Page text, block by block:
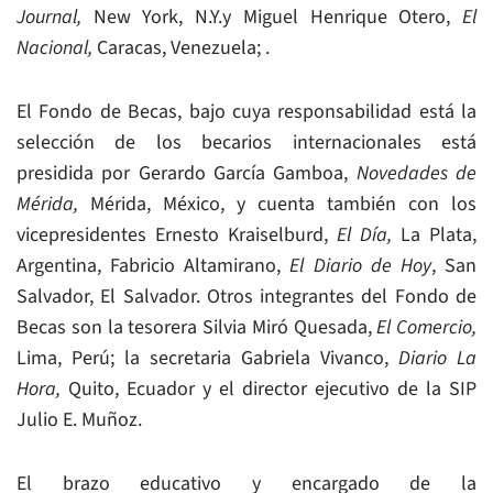
Journal, New York, N.Y.y Miguel Henrique Otero,El
Nacional, Caracas, Venezuela; .
El Fondo de Becas, bajo cuya responsabilidad está la
selección de los becarios internacionales está
presidida por Gerardo García Gamboa, Novedades de
Mérida, Mérida, México, y cuenta también con los
vicepresidentes Ernesto Kraiselburd, El Día, La Plata,
Argentina, Fabricio Altamirano,El Diario de Hoy, San
Salvador, El Salvador. Otros integrantes del Fondo de
Becas son la tesorera Silvia Miró Quesada,El Comercio,
Lima, Perú; la secretaria Gabriela Vivanco, Diario La
Hora, Quito, Ecuador y el director ejecutivo de la SIP
Julio E. Muñoz.
El brazo educativo y encargado de la